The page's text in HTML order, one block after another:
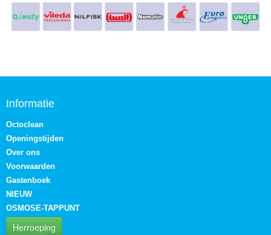
Informatie
Octoclean
Openingstijden
Over ons
Voorwaarden
Gastenboek
NIEUW
OSMOSE-TAPPUNT
Herroeping